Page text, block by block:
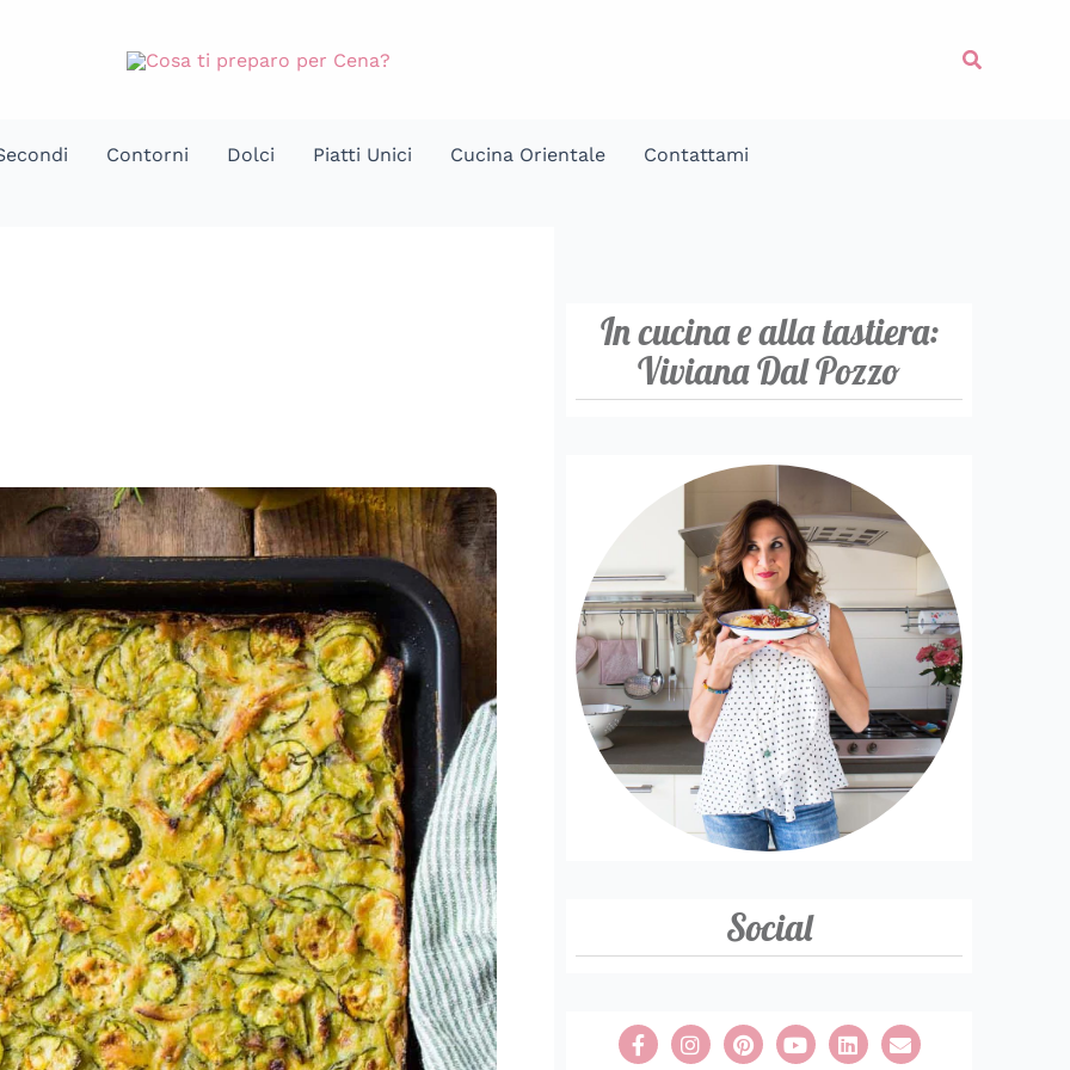
Cerca
Contorni Dolci Piatti Unici Cucina Orientale Contattami
In cucina e alla tastiera:
Viviana Dal Pozzo
Social